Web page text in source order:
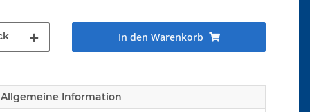
In den Warenkorb
Allgemeine Information